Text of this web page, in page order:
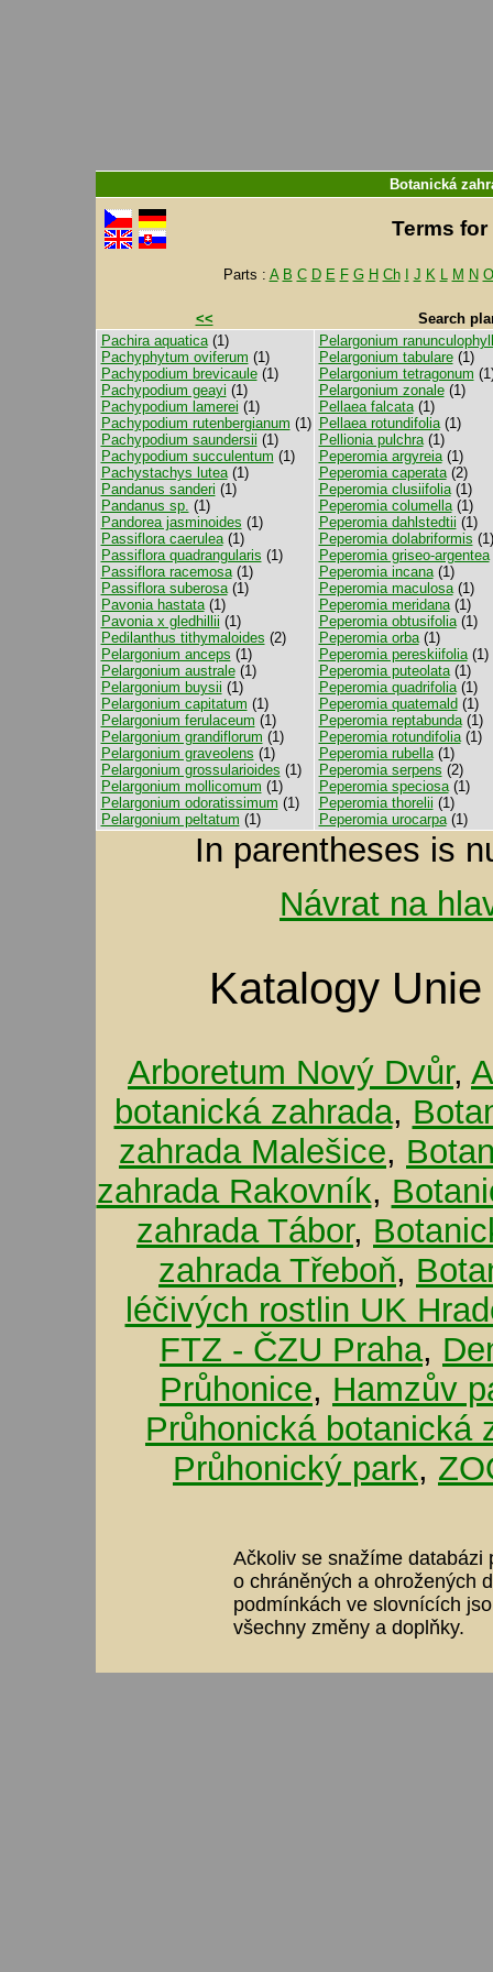
Botanická
Terms
Parts : A B C D E F G H Ch J K L M N O
<<
Search
Pachira aquatica(1)
Pachyphytum oviferum (1)
Pachypodium brevicaule(1)
Pachypodium geayi (1)
Pachypodium lamerei (1)
Pachypodium rutenbergianum (1)
Pachypodium saundersii (1)
Pachypodium succulentum (1)
Pachystachys lutea(1)
Pandanus sanderi (1)
Pandanus sp. (1)
Pandorea jasminoides (1)
Passiflora caerulea(1)
Passiflora quadrangularis (1)
Passiflora racemosa(1)
Passiflora suberosa(1)
Pavonia hastata(1)
Pavonia x gledhillii (1)
Pedilanthus tithymaloides (2)
Pelargonium anceps (1)
Pelargonium australe(1)
Pelargonium buysii (1)
Pelargonium capitatum (1)
Pelargonium ferulaceum (1)
Pelargonium grandiflorum (1)
Pelargonium graveolens (1)
Pelargonium grossularioides (1)
Pelargonium mollicomum (1)
Pelargonium odoratissimum (1)
Pelargonium peltatum (1)
Pelargonium
Pelargonium tabulare(1)
Pelargonium tetragonum
Pelargonium zonale(1)
Pellaea falcata(1)
Pellaea rotundifolia(1)
Pellionia pulchra(1)
Peperomia argyreia(1)
Peperomia caperata(2)
Peperomia clusiifolia(1)
Peperomia columella(1)
Peperomia dahlstedtii (1)
Peperomia dolabriformis (1)
Peperomia griseo-argentea
Peperomia incana(1)
Peperomia maculosa(1)
Peperomia meridana(1)
Peperomia obtusifolia(1)
Peperomia orba(1)
Peperomia pereskiifolia(1)
Peperomia puteolata(1)
Peperomia quadrifolia(1)
Peperomia quatemald (1)
Peperomia reptabunda(1)
Peperomia rotundifolia(1)
Peperomia rubella(1)
Peperomia serpens (2)
Peperomia speciosa(1)
Peperomia thorelii (1)
Peperomia urocarpa(1)
In parentheses is
Návrat na
Katalogy
Arboretum Nový Dvůr,
botanická zahrada,
zahrada Malešice,
zahrada Rakovník,
zahrada Tábor,
zahrada Třeboň,
léčivých rostlin UK
FTZ - ČZU Praha,
Průhonice, Hamzův
Průhonická botanická
Průhonický park,
Ačkoliv se snažíme databázi
o chráněných a ohrožených
podmínkách ve slovnících
všechny změny a doplňky.